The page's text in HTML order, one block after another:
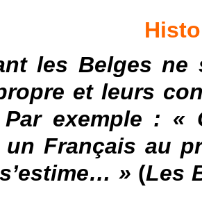
les Belges ne
et leurs
Par exemple :
un Français au
» (Les